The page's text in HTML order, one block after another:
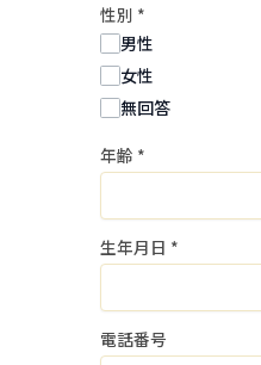
２．個人情報の提供
当社は、個人情報
得ることなく、第
３．個人情報の委託
扱いを他の事業者
個人情報の漏洩等
切に安全管理対策
性別 *
男性
女性
無回答
年齢 *
生年月日 *
電話番号